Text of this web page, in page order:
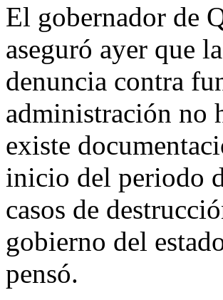
El gobernador de
aseguró ayer que
denuncia contra
administración no
existe
inicio del periodo
casos de
gobierno del
pensó.